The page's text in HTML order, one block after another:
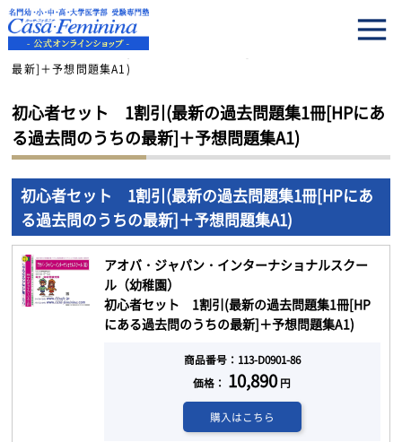
HOME
初心者セット 1割引(最新の過去問題集1冊[HPにある過去問のうちの
最新]＋予想問題集A1)
初心者セット 1割引(最新の過去問題集1冊[HPにあ
る過去問のうちの最新]＋予想問題集A1)
初心者セット 1割引(最新の過去問題集1冊[HPにあ
る過去問のうちの最新]＋予想問題集A1)
アオバ・ジャパン・インターナショナルスクー
ル（幼稚園）
初心者セット 1割引(最新の過去問題集1冊[HP
にある過去問のうちの最新]＋予想問題集A1)
商品番号：113-D0901-86
価格： 10,890円
購入はこちら